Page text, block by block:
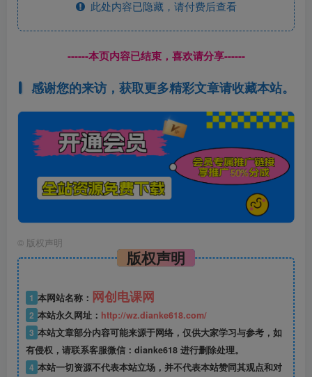
此处内容已隐藏，请付费后查看
------本页内容已结束，喜欢请分享------
感谢您的来访，获取更多精彩文章请收藏本站。
© 版权声明
版权声明
1 本网站名称： 网创电课网
2 本站永久网址： http://wz.dianke618.com/
3 本站文章部分内容可能来源于网络，仅供大家学习与参考，如
有侵权，请联系客服微信：dianke618 进行删除处理。
4 本站一切资源不代表本站立场，并不代表本站赞同其观点和对